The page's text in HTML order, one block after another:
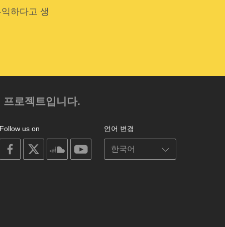
하다고 생
로젝트입니다.
언어 변경
Follow us on
on
facebook
soundcloudyoutube